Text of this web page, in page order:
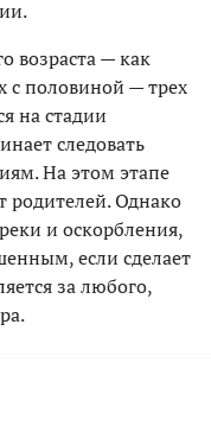
возраста — как
с половиной — трех
на стадии
следовать
На этом этапе
Однако
и оскорбления,
если сделает
за любого,